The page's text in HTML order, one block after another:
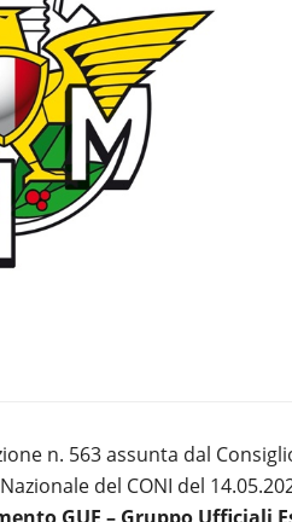
n. 563 assunta dal
del CONI del
La Federazione
Italiana rilancia il
riapertura
Polcanto
4 Agosto 2026